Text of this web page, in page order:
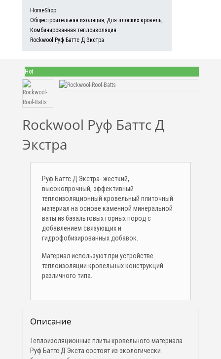
HomeShop
Общестроительная изоляция, Для плоских кровель,
Комбинированная теплоизоляция
Rockwool Руф Баттс Д Экстра
Hot
Rockwool Руф Баттс Д
Экстра
Руф Баттс Д Экстра- жесткий,
высокопрочный, эффективный
теплоизоляционный кровельный плиточный
материал на основе каменной минеральной
ваты из базальтовых горных пород с
добавлением связующих и
гидрофобизированных добавок.
Материал используют при устройстве
теплоизоляции кровельных конструкций
различного типа.
Описание
Теплоизоляционные плиты кровельного материала
Руф Баттс Д Экста состоят из экологически